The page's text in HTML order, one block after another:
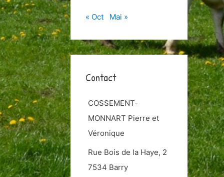
« Oct Mai »
Contact
COSSEMENT-
MONNART Pierre et
Véronique
Rue Bois de la Haye, 2
7534 Barry